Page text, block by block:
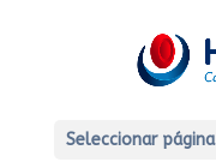
Seleccionar página